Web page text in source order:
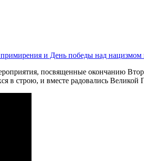
посвященные окончанию
в строю, и вместе радовались Великой